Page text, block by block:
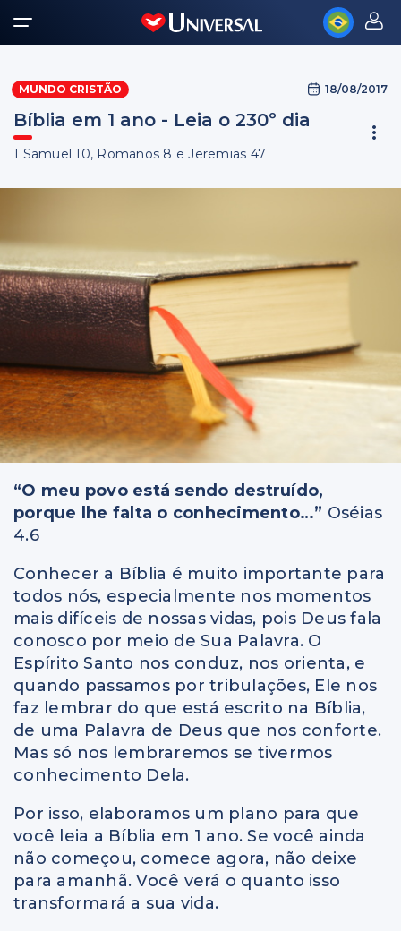
MUNDO CRISTÃO 18/08/2017
Bíblia em 1 ano - Leia o 230º dia
1 Samuel 10, Romanos 8 e Jeremias 47
“O meu povo está sendo destruído,
porque lhe falta o conhecimento…” Oséias
4.6
Conhecer a Bíblia é muito importante para
todos nós, especialmente nos momentos
mais difíceis de nossas vidas, pois Deus fala
conosco por meio de Sua Palavra. O
Espírito Santo nos conduz, nos orienta, e
quando passamos por tribulações, Ele nos
faz lembrar do que está escrito na Bíblia,
de uma Palavra de Deus que nos conforte.
Mas só nos lembraremos se tivermos
conhecimento Dela.
Por isso, elaboramos um plano para que
você leia a Bíblia em 1 ano. Se você ainda
não começou, comece agora, não deixe
para amanhã. Você verá o quanto isso
transformará a sua vida.